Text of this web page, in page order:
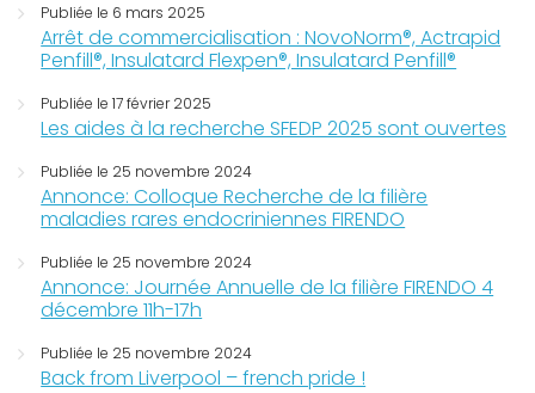
Publiée le 6 mars 2025
Arrêt de commercialisation : NovoNorm®, Actrapid
Penfill®, Insulatard Flexpen®, Insulatard Penfill®
Publiée le 17 février 2025
Les aides à la recherche SFEDP 2025 sont ouvertes
Publiée le 25 novembre 2024
Annonce: Colloque Recherche de la filière
maladies rares endocriniennes FIRENDO
Publiée le 25 novembre 2024
Annonce: Journée Annuelle de la filière FIRENDO 4
décembre 11h-17h
Publiée le 25 novembre 2024
Back from Liverpool – french pride !